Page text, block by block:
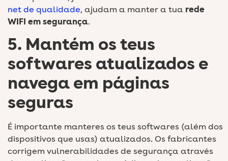
net de qualidade, ajudam a manter a tua rede
WIFI em segurança.
5. Mantém os teus
softwares atualizados e
navega em páginas
seguras
É importante manteres os teus softwares (além dos
dispositivos que usas) atualizados. Os fabricantes
corrigem vulnerabilidades de segurança através